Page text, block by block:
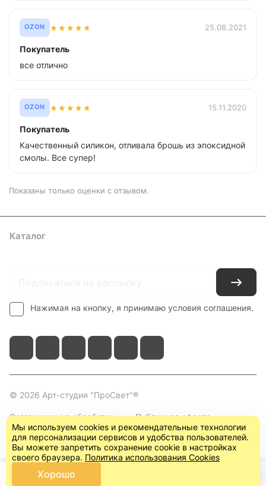
OZON ★★★★★ 25.08.2021
Покупатель
все отлично
OZON ★★★★★ 15.11.2020
Покупатель
Качественный силикон, отливала брошь из эпоксидной
смолы. Все супер!
Показаны только оценки с отзывом.
Каталог
Нажимая на кнопку, я принимаю условия соглашения.
© 2026 Арт-студия "ПроСвет"®
Соглашение на обработку
персональных данных
Публичная оферта
(пользовательское
соглашение)
Мы используем cookies и рекомендательные технологии
для персонализации сервисов и удобства пользователей.
Вы можете запретить сохранение cookie в настройках
своего браузера. Политика использования Cookies
Хорошо